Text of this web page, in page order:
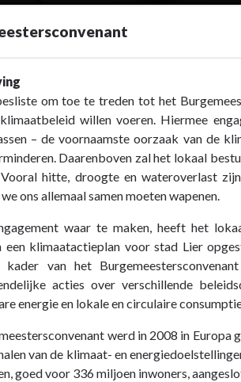
om toe te treden tot het
willen voeren. Hiermee
– de voornaamste oorzaak van de
Daarenboven zal het lokaal
hitte, droogte en wateroverlast
ons allemaal samen moeten wapenen.
waar te maken, heeft het
een klimaatactieplan voor stad Lier
kader van het
acties over verschillende
energie en lokale en circulaire
werd in 2008 in
van de klimaat- en
goed voor 336 miljoen inwoners,